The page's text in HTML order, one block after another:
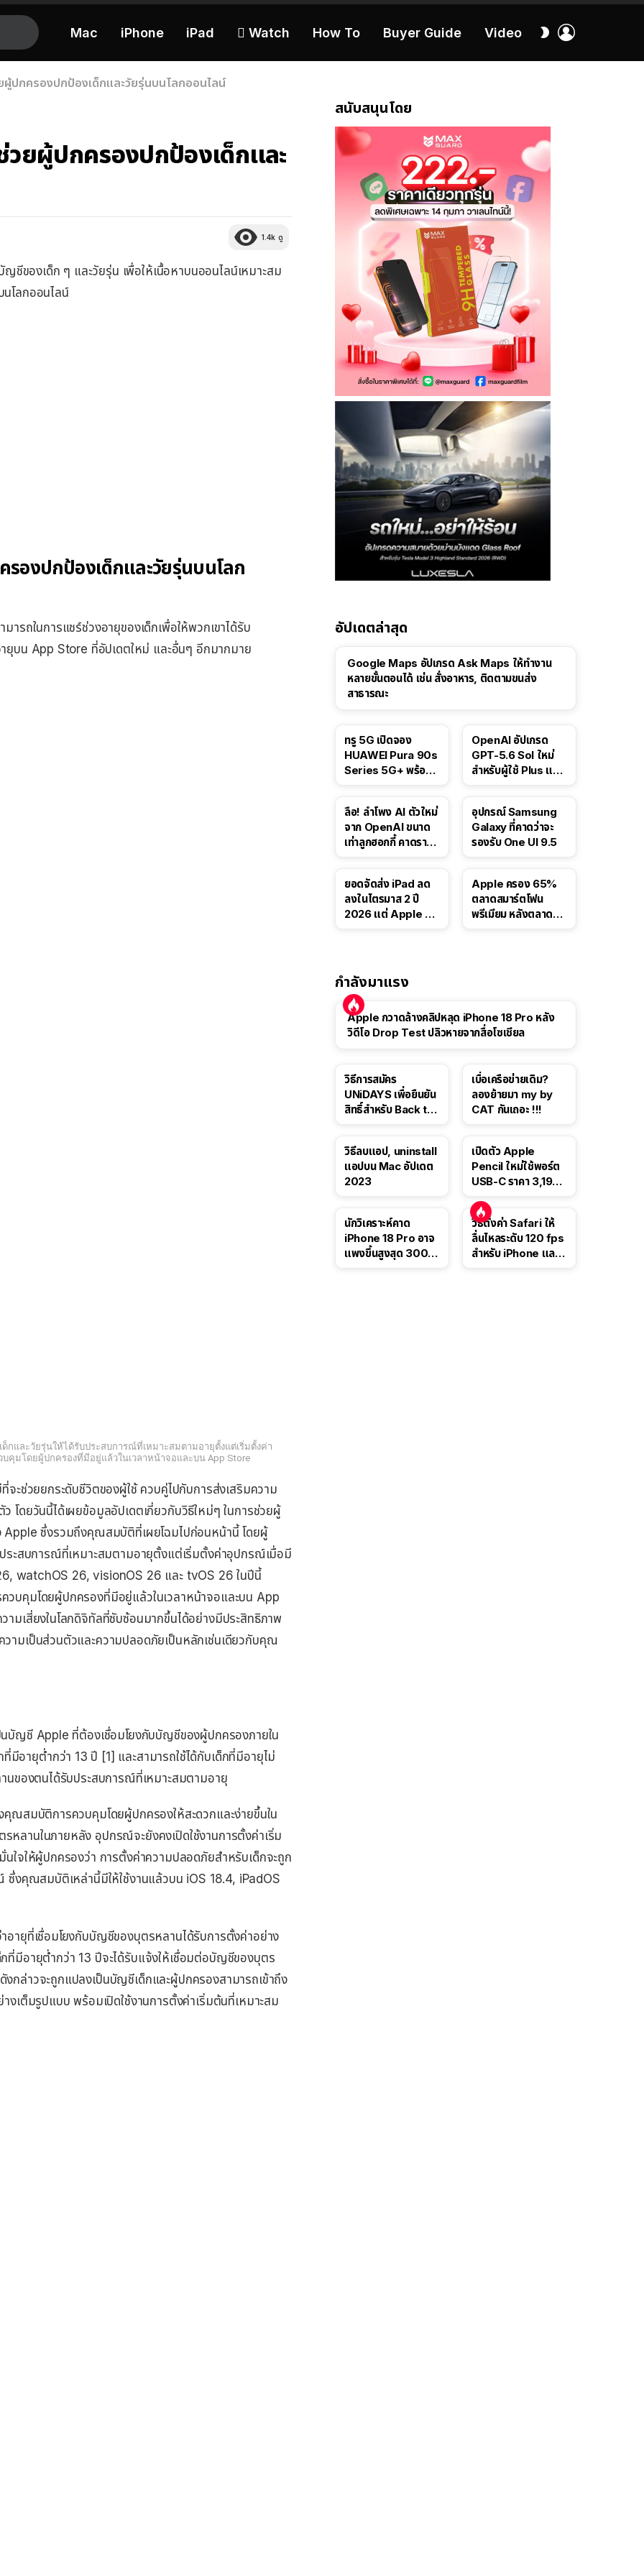
Mac iPhone iPad  Watch How To Buyer Guide Video
สลับ
ผู้ปกครองปกป้องเด็กและวัยรุ่นบนโลกออนไลน์
ยผู้ปกครองปกป้องเด็กและ
1.4k ดู
ญชีของเด็ก ๆ และวัยรุ่น เพื่อให้เนื้อหาบนออนไลน์เหมาะสม
โลกออนไลน์
องปกป้องเด็กและวัยรุ่นบนโลก
รถในการแชร์ช่วงอายุของเด็กเพื่อให้พวกเขาได้รับ
ยุบน App Store ที่อัปเดตใหม่ และอื่นๆ อีกมากมาย
กและวัยรุ่นให้ได้รับประสบการณ์ที่เหมาะสมตามอายุตั้งแต่เริ่มตั้งค่า
มโดยผู้ปกครองที่มีอยู่แล้วในเวลาหน้าจอและบน App Store
ะช่วยยกระดับชีวิตของผู้ใช้ ควบคู่ไปกับการส่งเสริมความ
โดยวันนี้ได้เผยข้อมูลอัปเดตเกี่ยวกับวิธีใหม่ๆ ในการช่วยผู้
ซึ่งรวมถึงคุณสมบัติที่เผยโฉมไปก่อนหน้านี้ โดยผู้
ระสบการณ์ที่เหมาะสมตามอายุตั้งแต่เริ่มตั้งค่าอุปกรณ์เมื่อมี
watchOS 26, visionOS 26 และ tvOS 26 ในปีนี้
บคุมโดยผู้ปกครองที่มีอยู่แล้วในเวลาหน้าจอและบน App
มเสี่ยงในโลกดิจิทัลที่ซับซ้อนมากขึ้นได้อย่างมีประสิทธิภาพ
วามเป็นส่วนตัวและความปลอดภัยเป็นหลักเช่นเดียวกับคุณ
บัญชี Apple ที่ต้องเชื่อมโยงกับบัญชีของผู้ปกครองภายใน
อายุต่ำกว่า 13 ปี [1] และสามารถใช้ได้กับเด็กที่มีอายุไม่
นของตนได้รับประสบการณ์ที่เหมาะสมตามอายุ
ณสมบัติการควบคุมโดยผู้ปกครองให้สะดวกและง่ายขึ้นใน
ลานในภายหลัง อุปกรณ์จะยังคงเปิดใช้งานการตั้งค่าเริ่ม
ใจให้ผู้ปกครองว่า การตั้งค่าความปลอดภัยสำหรับเด็กจะถูก
ซึ่งคุณสมบัติเหล่านี้มีให้ใช้งานแล้วบน iOS 18.4, iPadOS
ายุที่เชื่อมโยงกับบัญชีของบุตรหลานได้รับการตั้งค่าอย่าง
ที่มีอายุต่ำกว่า 13 ปีจะได้รับแจ้งให้เชื่อมต่อบัญชีของบุตร
กล่าวจะถูกแปลงเป็นบัญชีเด็กและผู้ปกครองสามารถเข้าถึง
เต็มรูปแบบ พร้อมเปิดใช้งานการตั้งค่าเริ่มต้นที่เหมาะสม
สนับสนุนโดย
อัปเดตล่าสุด
Google Maps อัปเกรด Ask Maps ให้ทำงาน
หลายขั้นตอนได้ เช่น สั่งอาหาร, ติดตามขนส่ง
สาธารณะ
ทรู 5G เปิดจอง
HUAWEI Pura 90s
Series 5G+ พร้อม
OpenAI อัปเกรด
GPT-5.6 Sol ใหม่
สำหรับผู้ใช้ Plus และ
ลือ! ลำโพง AI ตัวใหม่
จาก OpenAI ขนาด
เท่าลูกฮอกกี้ คาดราคา
อุปกรณ์ Samsung
Galaxy ที่คาดว่าจะ
รองรับ One UI 9.5
ยอดจัดส่ง iPad ลด
ลงในไตรมาส 2 ปี
2026 แต่ Apple ยัง
Apple ครอง 65%
ตลาดสมาร์ตโฟน
พรีเมียม หลังตลาดทำ
กำลังมาแรง
Apple กวาดล้างคลิปหลุด iPhone 18 Pro หลัง
วิดีโอ Drop Test ปลิวหายจากสื่อโซเชียล
วิธีการสมัคร
UNiDAYS เพื่อยืนยัน
สิทธิ์สำหรับ Back to
เบื่อเครือข่ายเดิม?
ลองย้ายมา my by
CAT กันเถอะ !!!
วิธีลบแอป, uninstall
แอปบน Mac อัปเดต
2023
เปิดตัว Apple
Pencil ใหม่ใช้พอร์ต
USB-C ราคา 3,190
นี้
นักวิเคราะห์คาด
iPhone 18 Pro อาจ
แพงขึ้นสูงสุด 300
วิธีตั้งค่า Safari ให้
ลื่นไหลระดับ 120 fps
สำหรับ iPhone และ